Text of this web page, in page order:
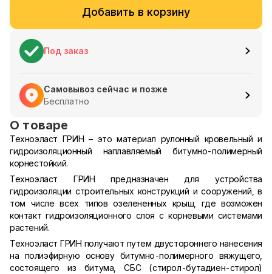
Добавить в корзину
Под заказ
Самовывоз сейчас и позже
Бесплатно
О товаре
Техноэласт ГРИН – это материал рулонный кровельный и
гидроизоляционный наплавляемый битумно-полимерный
корнестойкий.
Техноэласт ГРИН предназначен для устройства
гидроизоляции строительных конструкций и сооружений, в
том числе всех типов озелененных крыш, где возможен
контакт гидроизоляционного слоя с корневыми системами
растений.
Техноэласт ГРИН получают путем двустороннего нанесения
на полиэфирную основу битумно-полимерного вяжущего,
состоящего из битума, СБС (стирол-бутадиен-стирол)